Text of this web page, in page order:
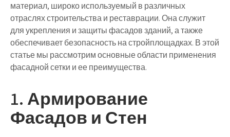
материал, широко используемый в различных
отраслях строительства и реставрации. Она служит
для укрепления и защиты фасадов зданий, а также
обеспечивает безопасность на стройплощадках. В этой
статье мы рассмотрим основные области применения
фасадной сетки и ее преимущества.
1. Армирование
Фасадов и Стен